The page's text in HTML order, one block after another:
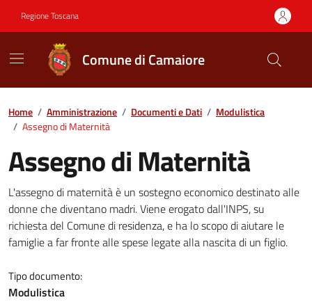
Regione Toscana
Comune di Camaiore
Contenuti in evidenza
Home / Amministrazione / Documenti e Dati / Modulistica
/ Assegno di Maternità
Assegno di Maternità
Dettagli del documento
L'assegno di maternità è un sostegno economico destinato alle
donne che diventano madri. Viene erogato dall'INPS, su
richiesta del Comune di residenza, e ha lo scopo di aiutare le
famiglie a far fronte alle spese legate alla nascita di un figlio.
Tipo documento:
Modulistica